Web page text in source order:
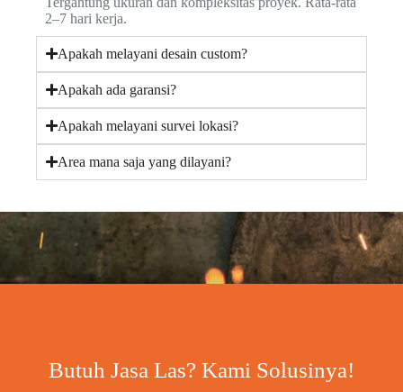
2–7 hari kerja.
Apakah melayani desain custom?
Apakah ada garansi?
Apakah melayani survei lokasi?
Area mana saja yang dilayani?
Butuh Jasa Las? Kami Solusinya!